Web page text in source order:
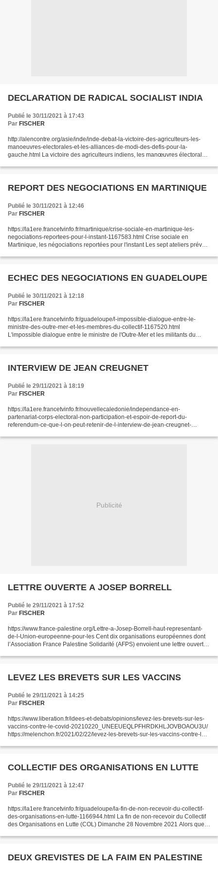
DECLARATION DE RADICAL SOCIALIST INDIA
Publié le 30/11/2021 à 17:43
Par FISCHER
http://alencontre.org/asie/inde/inde-debat-la-victoire-des-agriculteurs-les-
manoeuvres-electorales-et-les-alliances-de-modi-des-defis-pour-la-
gauche.html La victoire des agriculteurs indiens, les manœuvres électorales
REPORT DES NEGOCIATIONS EN MARTINIQUE
Publié le 30/11/2021 à 12:46
Par FISCHER
https://la1ere.francetvinfo.fr/martinique/crise-sociale-en-martinique-les-
negociations-reportees-pour-l-instant-1167583.html Crise sociale en
Martinique, les négociations reportées pour l'instant Les sept ateliers prévus
ECHEC DES NEGOCIATIONS EN GUADELOUPE
Publié le 30/11/2021 à 12:18
Par FISCHER
https://la1ere.francetvinfo.fr/guadeloupe/l-impossible-dialogue-entre-le-
ministre-des-outre-mer-et-les-membres-du-collectif-1167520.html
L'impossible dialogue entre le ministre de l'Outre-Mer et les militants du
INTERVIEW DE JEAN CREUGNET
Publié le 29/11/2021 à 18:19
Par FISCHER
https://la1ere.francetvinfo.fr/nouvellecaledonie/independance-en-
partenariat-corps-electoral-non-participation-et-espoir-de-report-du-
referendum-ce-que-l-on-peut-retenir-de-l-interview-de-jean-creugnet-
Publicité
LETTRE OUVERTE A JOSEP BORRELL
Publié le 29/11/2021 à 17:52
Par FISCHER
https://www.france-palestine.org/Lettre-a-Josep-Borrell-haut-representant-
de-l-Union-europeenne-pour-les Cent dix organisations européennes dont
l’Association France Palestine Solidarité (AFPS) envoient une lettre ouverte
LEVEZ LES BREVETS SUR LES VACCINS
Publié le 29/11/2021 à 14:25
Par FISCHER
https://www.liberation.fr/idees-et-debats/opinions/levez-les-brevets-sur-les-
vaccins-contre-le-covid-20210220_UNEEUEQLPFHRDKHLJOVBOAOU3U/
https://melenchon.fr/2021/02/22/levez-les-brevets-sur-les-vaccins-contre-la-
COLLECTIF DES ORGANISATIONS EN LUTTE
Publié le 29/11/2021 à 12:47
Par FISCHER
https://la1ere.francetvinfo.fr/guadeloupe/la-fin-de-non-recevoir-du-collectif-
des-organisations-en-lutte-1166944.html La fin de non-recevoir du Collectif
des Organisations en Lutte (COL) Dimanche 28 Novembre 2021 Alors que
DEUX GREVISTES DE LA FAIM EN PALESTINE